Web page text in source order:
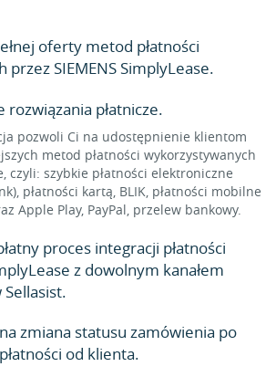
oferty metod płatności
przez SIEMENS SimplyLease.
rozwiązania płatnicze.
pozwoli Ci na udostępnienie klientom
metod płatności wykorzystywanych
czyli: szybkie płatności elektroniczne
płatności kartą, BLIK, płatności mobilne
Apple Play, PayPal, przelew bankowy.
proces integracji płatności
z dowolnym kanałem
zmiana statusu zamówienia po
od klienta.